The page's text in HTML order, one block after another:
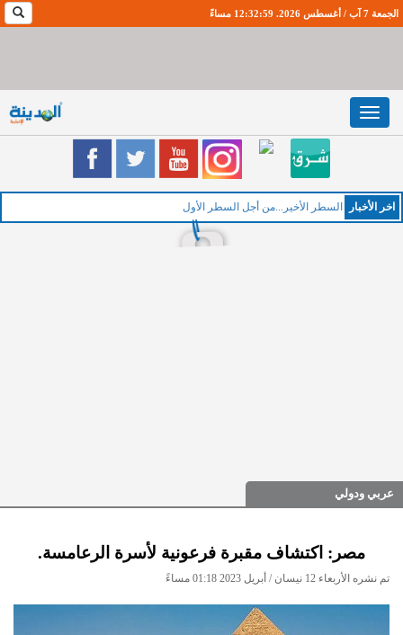
الجمعة 7 آب / أغسطس 2026. 12:33:0 مساءً
Toggle
navigation
اخر اﻷخبار الخ
عربي ودولي
مصر: اكتشاف مقبرة فرعونية لأسرة الرعامسة.
تم نشره الأربعاء 12 نيسان / أبريل 2023 01:18 مساءً